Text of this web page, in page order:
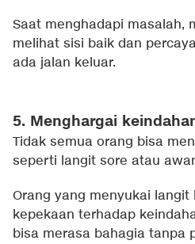
Saat menghadapi masalah,
melihat sisi baik dan
ada jalan keluar.
5. Menghargai
Tidak semua orang bisa
seperti langit sore atau
Orang yang menyukai langit
kepekaan terhadap
bisa merasa bahagia tanpa